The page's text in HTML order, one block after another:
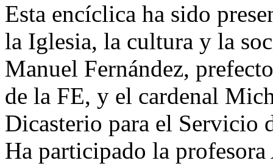
Esta encíclica ha sido
la Iglesia, la cultura y la
Manuel Fernández,
de la FE, y el cardenal
Dicasterio para el Servicio
Ha participado la